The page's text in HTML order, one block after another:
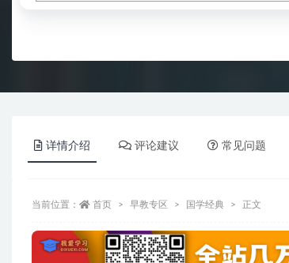
详情介绍 评论建议 常见问题
当前位置： 首页 早教专区 国学经典 正文